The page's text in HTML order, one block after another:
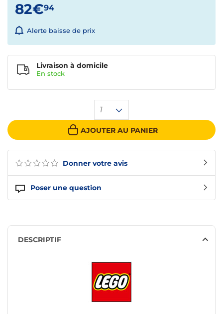
Donner votre avis
Poser une question
82€94
Alerte baisse de prix
1
AJOUTER AU PANIER
Livraison à domicile
En stock
DESCRIPTIF